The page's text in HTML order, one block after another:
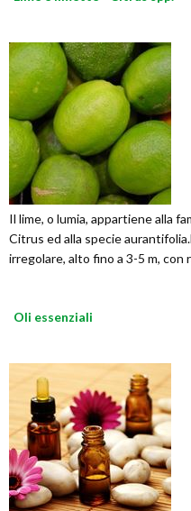
Il lime, o lumia, appartiene alla
Citrus ed alla specie
irregolare, alto fino a 3-5 m, con
Oli essenziali